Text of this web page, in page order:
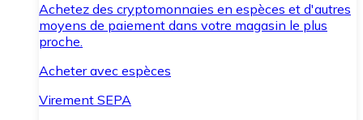
Achetez des cryptomonnaies en espèces et d'autres
moyens de paiement dans votre magasin le plus
proche.
Acheter avec espèces
Virement SEPA